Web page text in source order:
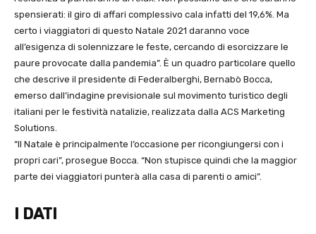
spensierati: il giro di affari complessivo cala infatti del 19,6%. Ma
certo i viaggiatori di questo Natale 2021 daranno voce
all’esigenza di solennizzare le feste, cercando di esorcizzare le
paure provocate dalla pandemia”. È un quadro particolare quello
che descrive il presidente di Federalberghi, Bernabò Bocca,
emerso dall’indagine previsionale sul movimento turistico degli
italiani per le festività natalizie, realizzata dalla ACS Marketing
Solutions.
“Il Natale è principalmente l’occasione per ricongiungersi con i
propri cari”, prosegue Bocca. “Non stupisce quindi che la maggior
parte dei viaggiatori punterà alla casa di parenti o amici”.
I DATI